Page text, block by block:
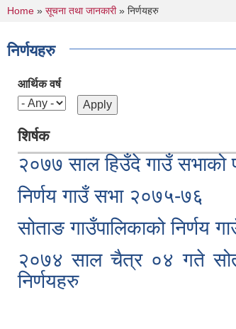
You are here
Home » सूचना तथा जानकारी» निर्णयहरु
निर्णयहरु
आर्थिक वर्ष
शिर्षक
२०७७ साल हिउँदे गाउँ सभाको
निर्णय गाउँ सभा २०७५-७६
सोताङ गाउँपालिकाको निर्णय
२०७४ साल चैत्र ०४ गते
निर्णयहरु